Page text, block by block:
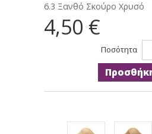
6.3 Ξανθό Σκούρο Χρυσό
4,50 €
Ποσότητα